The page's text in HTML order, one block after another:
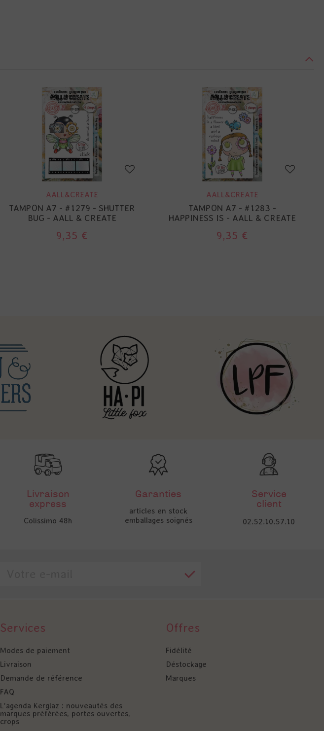
AALL&CREATE
TAMPON A7 - #1279 - SHUTTER
BUG - AALL & CREATE
9,35 €
AALL&CREATE
TAMPON A7 - #1283 -
HAPPINESS IS - AALL & CREATE
9,35 €
Livraison
express
Colissimo 48h
Garanties
articles en stock
emballages soignés
Service
client
02.52.10.57.10
Services
Modes de paiement
Livraison
Demande de référence
FAQ
L'agenda Kerglaz : nouveautés des
marques préférées, portes ouvertes,
crops
Offres
Fidélité
Déstockage
Marques